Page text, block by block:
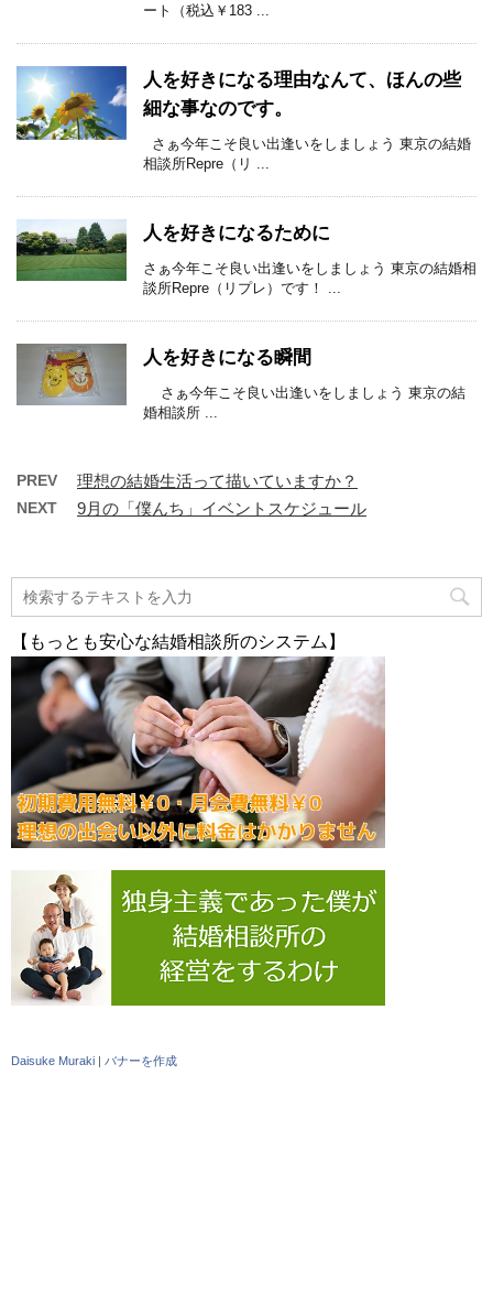
ート（税込￥183 ...
人を好きになる理由なんて、ほんの些
細な事なのです。
さぁ今年こそ良い出逢いをしましょう 東京の結婚
相談所Repre（リ ...
人を好きになるために
さぁ今年こそ良い出逢いをしましょう 東京の結婚相
談所Repre（リプレ）です！ ...
人を好きになる瞬間
さぁ今年こそ良い出逢いをしましょう 東京の結
婚相談所 ...
PREV 理想の結婚生活って描いていますか？
NEXT 9月の「僕んち」イベントスケジュール
【もっとも安心な結婚相談所のシステム】
Daisuke Muraki | バナーを作成